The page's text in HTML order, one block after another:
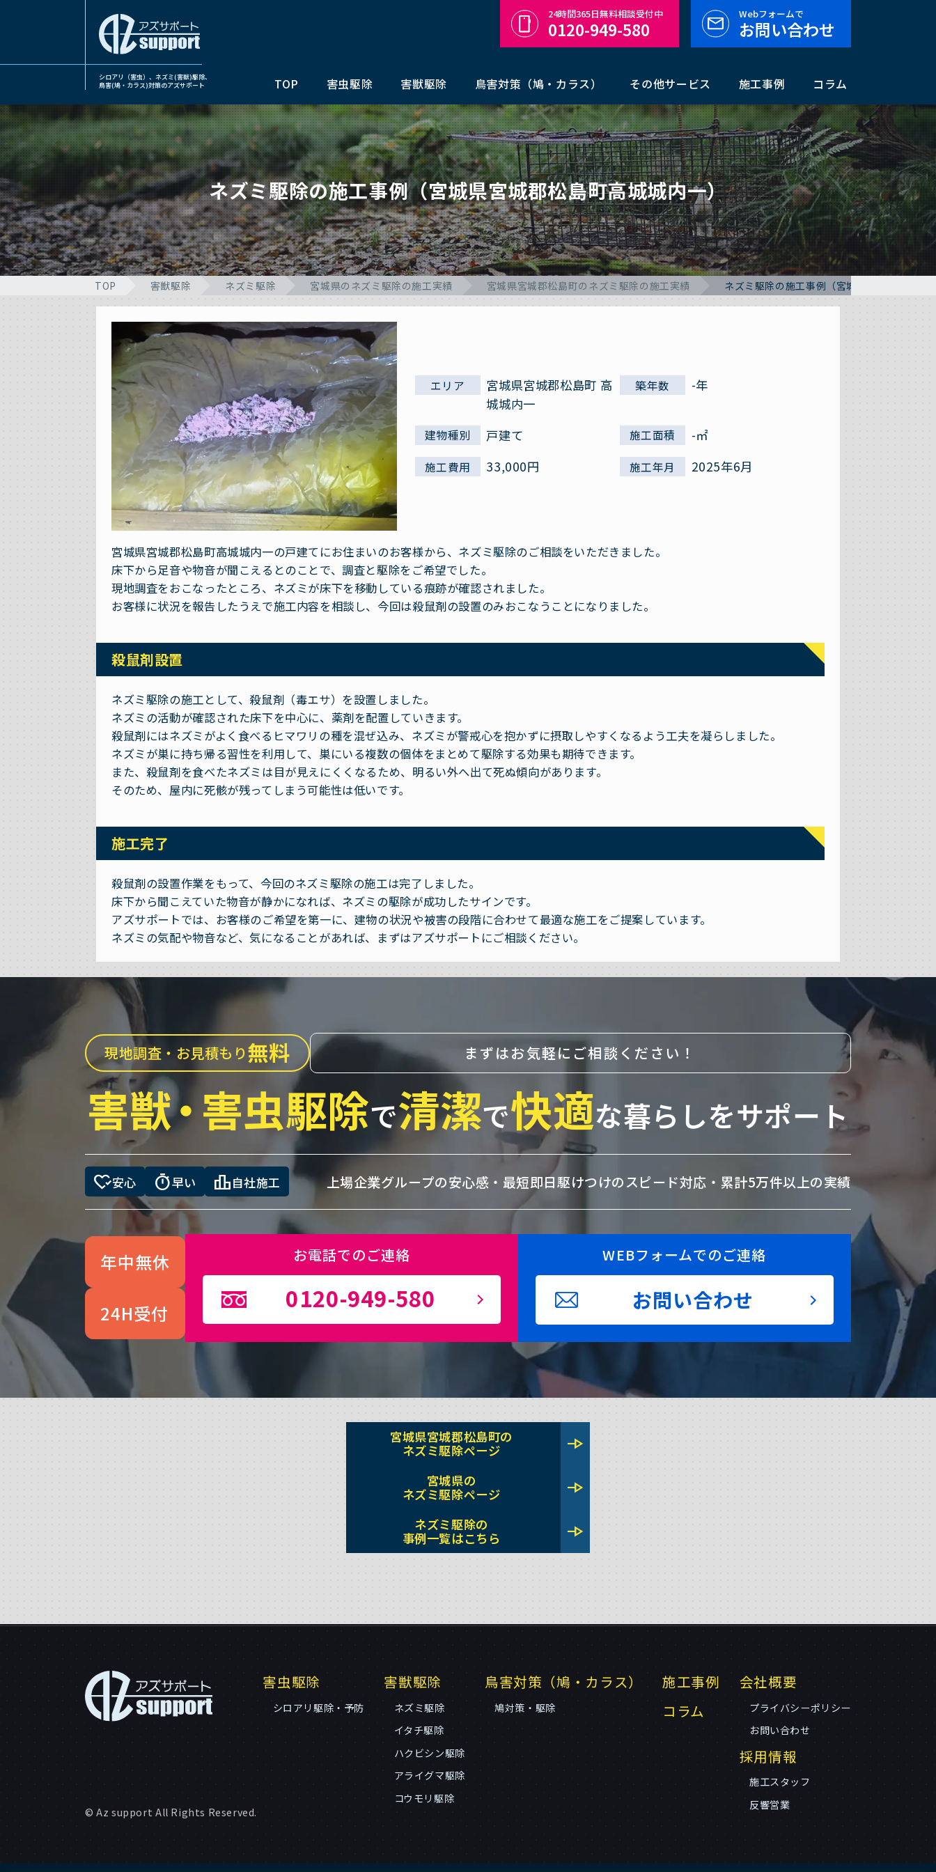
シロアリ（害虫）、ネズミ(害獣)駆除、
鳥害(鳩・カラス)対策のアズサポート
TOP 害虫駆除 害獣駆除 鳥害対策（鳩・カラス） その他サービス 施工事例 コラム
24時間365日無料相談受付中
0120-949-580
Webフォームで
お問い合わせ
ネズミ駆除の施工事例（宮城県宮城郡松島町高城城内一）
TOP 害獣駆除 ネズミ駆除 宮城県のネズミ駆除の施工実績 宮城県宮城郡松島町のネズミ駆除の施工実績 ネズミ駆除の施工事例（宮城県宮城郡松島町
エリア
宮城県宮城郡松島町 高
城城内一
築年数 -年
建物種別 戸建て 施工面積 -㎡
施工費用 33,000円 施工年月 2025年6月
宮城県宮城郡松島町高城城内一の戸建てにお住まいのお客様から、ネズミ駆除のご相談をいただきました。
床下から足音や物音が聞こえるとのことで、調査と駆除をご希望でした。
現地調査をおこなったところ、ネズミが床下を移動している痕跡が確認されました。
お客様に状況を報告したうえで施工内容を相談し、今回は殺鼠剤の設置のみおこなうことになりました。
殺鼠剤設置
ネズミ駆除の施工として、殺鼠剤（毒エサ）を設置しました。
ネズミの活動が確認された床下を中心に、薬剤を配置していきます。
殺鼠剤にはネズミがよく食べるヒマワリの種を混ぜ込み、ネズミが警戒心を抱かずに摂取しやすくなるよう工夫を凝らしました。
ネズミが巣に持ち帰る習性を利用して、巣にいる複数の個体をまとめて駆除する効果も期待できます。
また、殺鼠剤を食べたネズミは目が見えにくくなるため、明るい外へ出て死ぬ傾向があります。
そのため、屋内に死骸が残ってしまう可能性は低いです。
施工完了
殺鼠剤の設置作業をもって、今回のネズミ駆除の施工は完了しました。
床下から聞こえていた物音が静かになれば、ネズミの駆除が成功したサインです。
アズサポートでは、お客様のご希望を第一に、建物の状況や被害の段階に合わせて最適な施工をご提案しています。
ネズミの気配や物音など、気になることがあれば、まずはアズサポートにご相談ください。
現地調査・お見積もり無料 まずはお気軽にご相談ください！
害獣・害虫駆除で清潔で快適な暮らしをサポート
heart_check安心 timer早い leaderboard自社施工 上場企業グループの安心感・ 最短即日駆けつけのスピード対応・ 累計5万件以上の実績
年中無休
24H受付
お電話でのご連絡
0120-949-580
WEBフォームでのご連絡
お問い合わせ
宮城県宮城郡松島町の
ネズミ駆除ページ
line_end_arrow
宮城県の
ネズミ駆除ページ
line_end_arrow
ネズミ駆除の
事例一覧はこちら
line_end_arrow
害虫駆除
シロアリ駆除・予防
害獣駆除
ネズミ駆除
イタチ駆除
ハクビシン駆除
アライグマ駆除
コウモリ駆除
鳥害対策（鳩・カラス）
鳩対策・駆除
施工事例
コラム
会社概要
プライバシーポリシー
お問い合わせ
採用情報
施工スタッフ
反響営業
© Az support All Rights Reserved.